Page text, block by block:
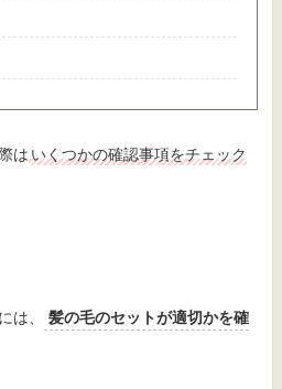
は いくつかの確認事項をチェック
は、
髪の毛のセットが適切かを確